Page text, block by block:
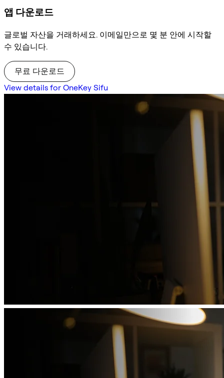
앱 다운로드
글로벌 자산을 거래하세요. 이메일만으로 몇 분 안에 시작할
수 있습니다.
무료 다운로드
View details for OneKey Sifu